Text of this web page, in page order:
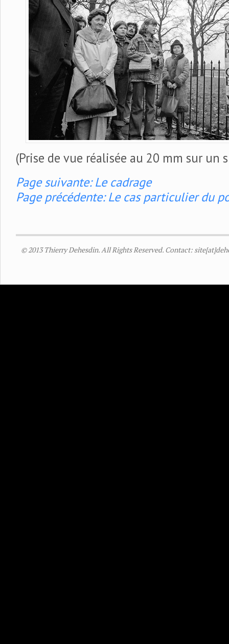
(Prise de vue réalisée au 20 mm sur un
Page suivante: Le cadrage
Page précédente: Le cas particulier du
© 2013 Thierry Dehesdin. All Rights Reserved. Contact: